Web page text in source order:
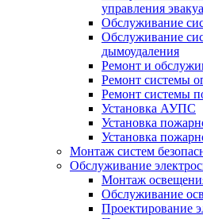
управления
Обслуживание
Обслуживание
дымоудаления
Ремонт и
Ремонт системы
Ремонт системы
Установка АУПС
Установка
Установка
Монтаж систем
Обслуживание
Монтаж
Обслуживание
Проектирование